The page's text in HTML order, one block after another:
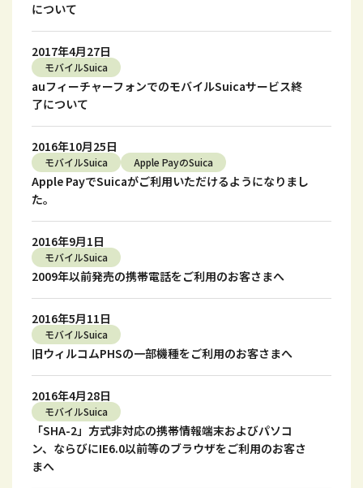
について
2017年4月27日
モバイルSuica
auフィーチャーフォンでのモバイルSuicaサービス終
了について
2016年10月25日
モバイルSuica Apple PayのSuica
Apple PayでSuicaがご利用いただけるようになりまし
た。
2016年9月1日
モバイルSuica
2009年以前発売の携帯電話をご利用のお客さまへ
2016年5月11日
モバイルSuica
旧ウィルコムPHSの一部機種をご利用のお客さまへ
2016年4月28日
モバイルSuica
「SHA-2」方式非対応の携帯情報端末およびパソコ
ン、ならびにIE6.0以前等のブラウザをご利用のお客さ
まへ